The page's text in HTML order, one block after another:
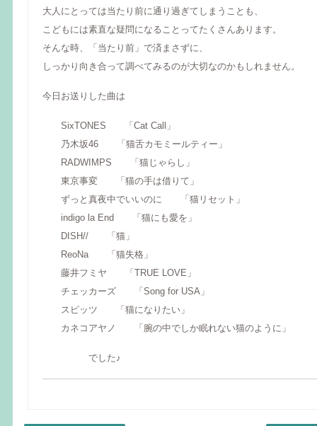
大人にとっては当たり前に通り過ぎてしまうことも、
こどもには素直な疑問になることってたくさんあります。
そんな時、「当たり前」で済まさずに、
しっかり向き合って調べてみるのが大切なのかもしれません。
今日お送りした曲は
SixTONES 「Cat Call」
乃木坂46 「猫舌カモミールティー」
RADWIMPS 「猫じゃらし」
東京事変 「猫の手は借りて」
ずっと真夜中でいいのに 「猫リセット」
indigo la End 「猫にも愛を」
DISH// 「猫」
ReoNa 「猫失格」
藤井フミヤ 「TRUE LOVE」
チェッカーズ 「Song for USA」
スピッツ 「猫になりたい」
カネコアヤノ 「腕の中でしか眠れない猫のように」
でした♪